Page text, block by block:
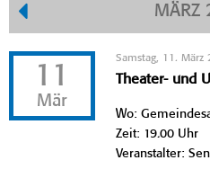
MÄRZ
11
Mär
Samstag, 11. März
Theater- und
Wo:
Zeit: 19.00 Uhr
Veranstalter: